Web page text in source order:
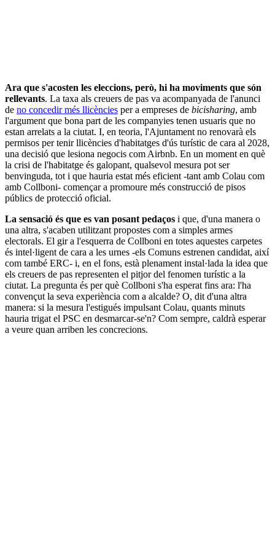
Ara que s'acosten les eleccions, però, hi ha moviments que són
rellevants. La taxa als creuers de pas va acompanyada de l'anunci
de no concedir més llicències per a empreses de bicisharing, amb
l'argument que bona part de les companyies tenen usuaris que no
estan arrelats a la ciutat. I, en teoria, l'Ajuntament no renovarà els
permisos per tenir llicències d'habitatges d'ús turístic de cara al 2028,
una decisió que lesiona negocis com Airbnb. En un moment en què
la crisi de l'habitatge és galopant, qualsevol mesura pot ser
benvinguda, tot i que hauria estat més eficient -tant amb Colau com
amb Collboni- començar a promoure més construcció de pisos
públics de protecció oficial.
La sensació és que es van posant pedaços i que, d'una manera o
una altra, s'acaben utilitzant propostes com a simples armes
electorals. El gir a l'esquerra de Collboni en totes aquestes carpetes
és intel·ligent de cara a les urnes -els Comuns estrenen candidat, així
com també ERC- i, en el fons, està plenament instal·lada la idea que
els creuers de pas representen el pitjor del fenomen turístic a la
ciutat. La pregunta és per què Collboni s'ha esperat fins ara: l'ha
convençut la seva experiència com a alcalde? O, dit d'una altra
manera: si la mesura l'estigués impulsant Colau, quants minuts
hauria trigat el PSC en desmarcar-se'n? Com sempre, caldrà esperar
a veure quan arriben les concrecions.